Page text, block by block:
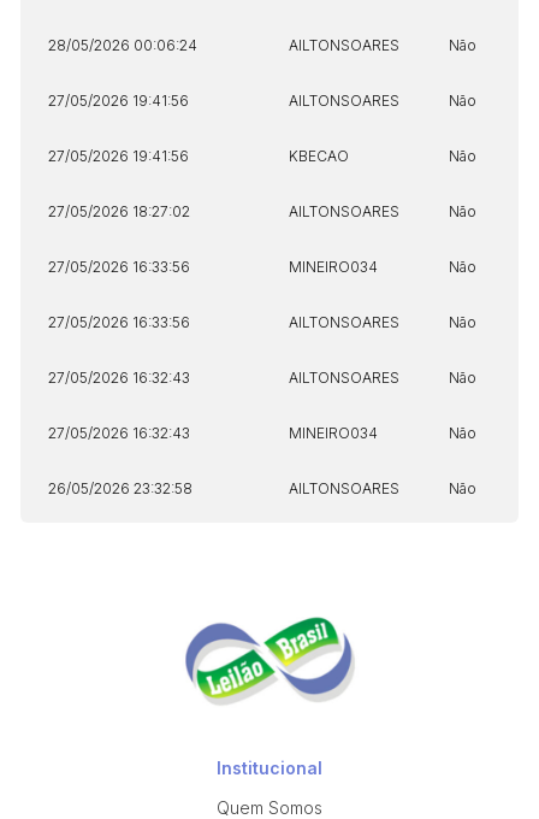
28/05/2026 00:06:24 AILTONSOARES Não
27/05/2026 19:41:56 AILTONSOARES Não
27/05/2026 19:41:56 KBECAO Não
27/05/2026 18:27:02 AILTONSOARES Não
27/05/2026 16:33:56 MINEIRO034 Não
27/05/2026 16:33:56 AILTONSOARES Não
27/05/2026 16:32:43 AILTONSOARES Não
27/05/2026 16:32:43 MINEIRO034 Não
26/05/2026 23:32:58 AILTONSOARES Não
Institucional
Quem Somos